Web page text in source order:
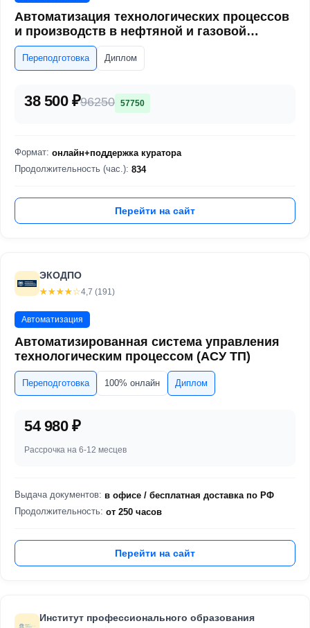
Автоматизация технологических процессов
и производств в нефтяной и газовой
промышленности
Переподготовка Диплом
38 500 ₽96250 57750
Формат: онлайн+поддержка куратора
Продолжительность (час.): 834
Перейти на сайт
ЭКОДПО
☆☆☆☆☆
★★★★★4,7 (191)
Автоматизация
Автоматизированная система управления
технологическим процессом (АСУ ТП)
Переподготовка 100% онлайн Диплом
54 980 ₽
Рассрочка на 6-12 месцев
Выдача документов: в офисе / бесплатная доставка по РФ
Продолжительность: от 250 часов
Перейти на сайт
Институт профессионального образования